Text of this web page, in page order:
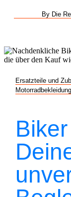
By Die
Ersatzteile und
Motorradbekleidung